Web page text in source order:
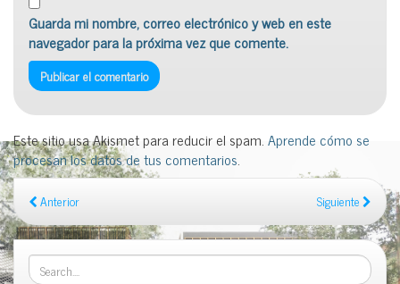
Guarda mi nombre, correo electrónico y web en este
navegador para la próxima vez que comente.
Este sitio usa Akismet para reducir el spam.Aprende cómo se
procesan los datos de tus comentarios.
Anterior Siguiente